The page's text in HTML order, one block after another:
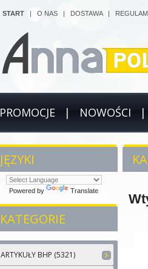
START| O NAS| DOSTAWA|
PROMOCJE| NOWOŚCI |
JĘZYKI
Powered by Translate
KATEGORIE
ARTYKUŁY BHP (5321)